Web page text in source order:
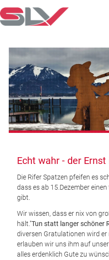
Zum Inhalt
Echt wahr - der
Die Rifer Spatzen pfeifen es
dass es ab 15.Dezember
gibt.
Wir wissen, dass er nix von
hält."Tun statt langer schöner
diversen Gratulationen wird
erlauben wir uns ihm auf
alles erdenklich Gute zu